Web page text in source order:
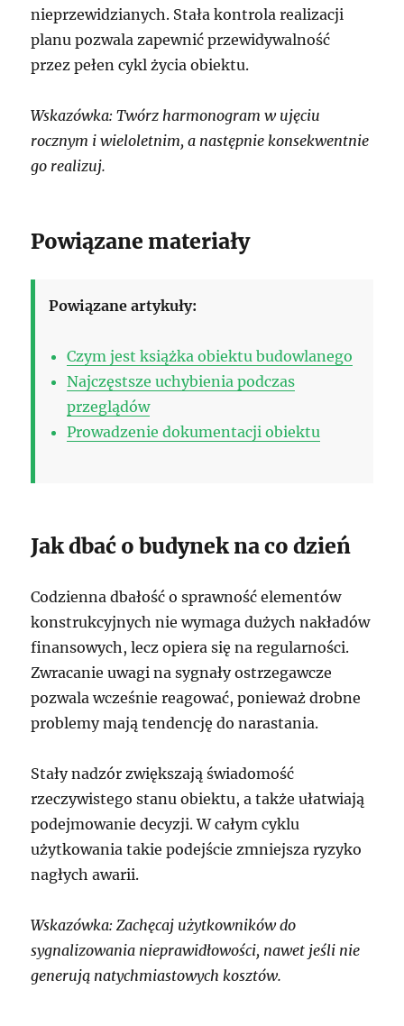
nieprzewidzianych. Stała kontrola realizacji
planu pozwala zapewnić przewidywalność
przez pełen cykl życia obiektu.
Wskazówka: Twórz harmonogram w ujęciu
rocznym i wieloletnim, a następnie konsekwentnie
go realizuj.
Powiązane materiały
Powiązane artykuły:
Czym jest książka obiektu budowlanego
Najczęstsze uchybienia podczas
przeglądów
Prowadzenie dokumentacji obiektu
Jak dbać o budynek na co dzień
Codzienna dbałość o sprawność elementów
konstrukcyjnych nie wymaga dużych nakładów
finansowych, lecz opiera się na regularności.
Zwracanie uwagi na sygnały ostrzegawcze
pozwala wcześnie reagować, ponieważ drobne
problemy mają tendencję do narastania.
Stały nadzór zwiększają świadomość
rzeczywistego stanu obiektu, a także ułatwiają
podejmowanie decyzji. W całym cyklu
użytkowania takie podejście zmniejsza ryzyko
nagłych awarii.
Wskazówka: Zachęcaj użytkowników do
sygnalizowania nieprawidłowości, nawet jeśli nie
generują natychmiastowych kosztów.